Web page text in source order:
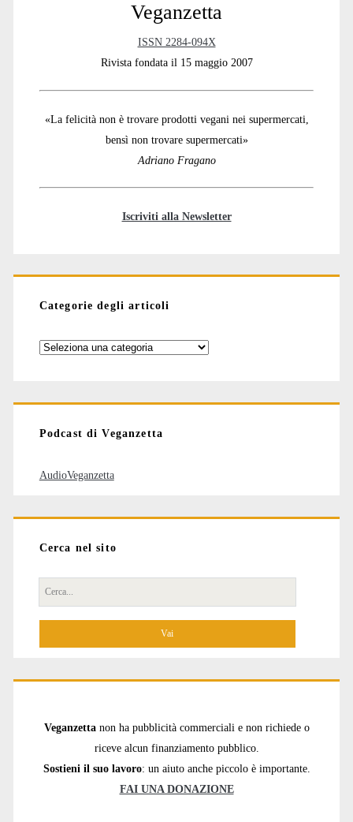
Veganzetta
ISSN 2284-094X
Rivista fondata il 15 maggio 2007
«La felicità non è trovare prodotti vegani nei supermercati,
bensì non trovare supermercati»
Adriano Fragano
Iscriviti alla Newsletter
Categorie degli articoli
Categorie
Podcast di Veganzetta
AudioVeganzetta
Cerca nel sito
Cerca
per:
Veganzetta non ha pubblicità commerciali e non richiede o
riceve alcun finanziamento pubblico.
Sostieni il suo lavoro: un aiuto anche piccolo è importante.
FAI UNA DONAZIONE